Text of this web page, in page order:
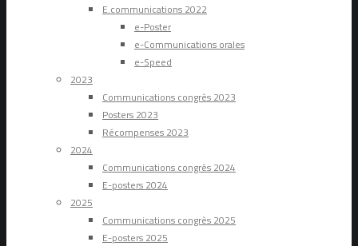
E.communications 2022
e-Poster
e-Communications orales
e-Speed
2023
Communications congrès 2023
Posters 2023
Récompenses 2023
2024
Communications congrès 2024
E-posters 2024
2025
Communications congrès 2025
E-posters 2025